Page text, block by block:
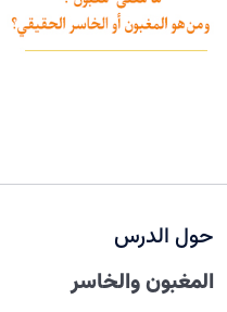
سرّ الفرح والسكينة الدائمة
ما هو الفسق أو الخروج عن
ما هي علامات الفاسق؟
ما؟
حول الدرس
المغبون والخاسر